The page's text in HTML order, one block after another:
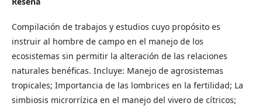
Compilación de trabajos y estudios cuyo propósito es
instruir al hombre de campo en el manejo de los
ecosistemas sin permitir la alteración de las relaciones
naturales benéficas. Incluye: Manejo de agrosistemas
tropicales; Importancia de las lombrices en la fertilidad; La
simbiosis microrrízica en el manejo del vivero de cítricos;